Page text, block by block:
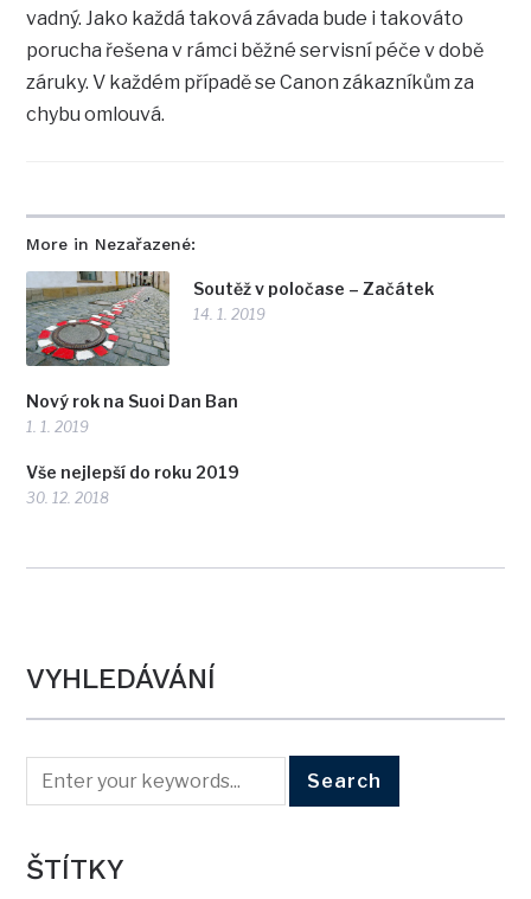
More in Nezařazené:
Soutěž v poločase – Začátek
14. 1. 2019
Nový rok na Suoi Dan Ban
1. 1. 2019
Vše nejlepší do roku 2019
30. 12. 2018
vadný. Jako každá taková závada bude i takováto
porucha řešena v rámci běžné servisní péče v době
záruky. V každém případě se Canon zákazníkům za
chybu omlouvá.
VYHLEDÁVÁNÍ
ŠTÍTKY